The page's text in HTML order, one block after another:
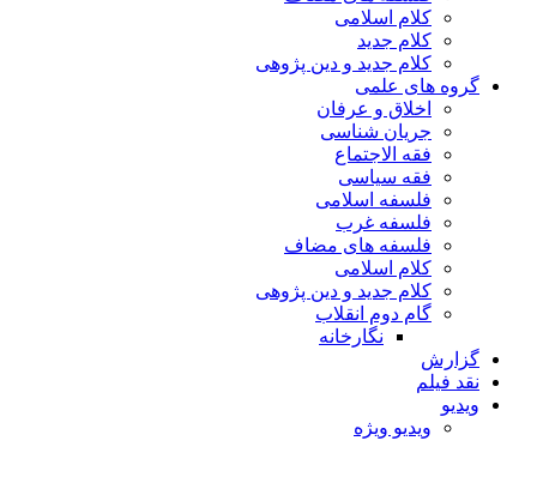
کلام اسلامی
کلام جدید
کلام جدید و دین پژوهی
گروه های علمی
اخلاق و عرفان
جریان شناسی
فقه الاجتماع
فقه سیاسی
فلسفه اسلامی
فلسفه غرب
فلسفه های مضاف
کلام اسلامی
کلام جدید و دین پژوهی
گام دوم انقلاب
نگارخانه
گزارش
نقد فیلم
ویدیو
ویدیو ویژه